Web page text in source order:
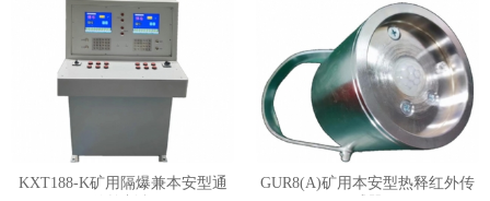
KXT188-K矿用隔爆兼本安型通
GUR8(A)矿用本安型热释红外传